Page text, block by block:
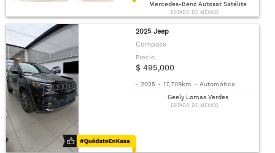
Mercedes-Benz Autosat Satélite
ESTADO DE MÉXICO
2025 Jeep
Compass
Precio
$ 495,000
- 2025 - 17,709km - Automática
Geely Lomas Verdes
ESTADO DE MÉXICO